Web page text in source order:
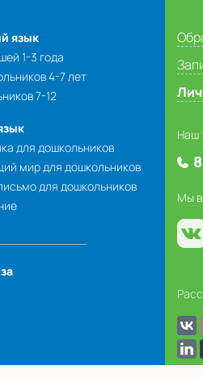
язык
1-3 года
4-7 лет
7-12
для дошкольников
мир для дошкольников
для дошкольников
Наш
Мы в